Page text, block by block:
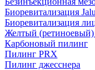
Биоревитализация
Биоревитализация
Желтый
Карбоновый пилинг
Пилинг PRX
Пилинг джесснера